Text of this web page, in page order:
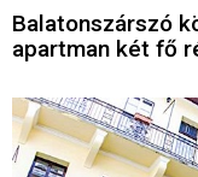
Balatonszárszó
apartman két fő